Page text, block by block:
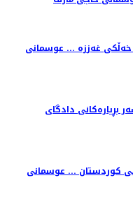
خەڵکی غەززە ... عوسمانی
بڕیارەکانی دادگای
کوردستان ... عوسمانی